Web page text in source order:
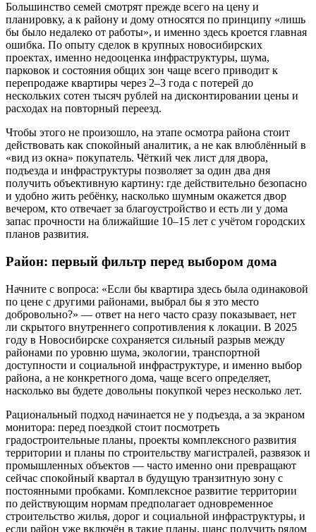
Большинство семей смотрят прежде всего на цену и
планировку, а к району и дому относятся по принципу «лишь
бы было недалеко от работы», и именно здесь кроется главная
ошибка. По опыту сделок в крупных новосибирских
проектах, именно недооценка инфраструктуры, шума,
парковок и состояния общих зон чаще всего приводит к
перепродаже квартиры через 2–3 года с потерей до
нескольких сотен тысяч рублей на дисконтировании цены и
расходах на повторный переезд.
Чтобы этого не произошло, на этапе осмотра района стоит
действовать как спокойный аналитик, а не как влюблённый в
«вид из окна» покупатель. Чёткий чек лист для двора,
подъезда и инфраструктуры позволяет за один два дня
получить объективную картину: где действительно безопасно
и удобно жить ребёнку, насколько шумным окажется двор
вечером, кто отвечает за благоустройство и есть ли у дома
запас прочности на ближайшие 10–15 лет с учётом городских
планов развития.
Район: первый фильтр перед выбором дома
Начните с вопроса: «Если бы квартира здесь была одинаковой
по цене с другими районами, выбрал бы я это место
добровольно?» — ответ на него часто сразу показывает, нет
ли скрытого внутреннего сопротивления к локации. В 2025
году в Новосибирске сохраняется сильный разрыв между
районами по уровню шума, экологии, транспортной
доступности и социальной инфраструктуре, и именно выбор
района, а не конкретного дома, чаще всего определяет,
насколько вы будете довольны покупкой через несколько лет.
Рациональный подход начинается не у подъезда, а за экраном
монитора: перед поездкой стоит посмотреть
градостроительные планы, проекты комплексного развития
территории и планы по строительству магистралей, развязок и
промышленных объектов — часто именно они превращают
сейчас спокойный квартал в будущую транзитную зону с
постоянными пробками. Комплексное развитие территории
по действующим нормам предполагает одновременное
строительство жилья, дорог и социальной инфраструктуры, и
если район уже включён в такие планы, шанс получить рядом